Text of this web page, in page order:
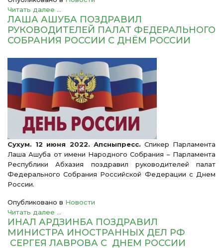
Читать далее ...
ЛАША АШУБА ПОЗДРАВИЛ
РУКОВОДИТЕЛЕЙ ПАЛАТ ФЕДЕРАЛЬНОГО
СОБРАНИЯ РОССИИ С ДНЁМ РОССИИ
Сухум. 12 июня 2022. Апсныпресс. Спикер Парламента
Лаша Ашуба от имени Народного Собрания – Парламента
Республики Абхазия поздравил руководителей палат
Федерального Собрания Российской Федерации с Днем
России.
Опубликовано в Новости
Читать далее ...
ИНАЛ АРДЗИНБА ПОЗДРАВИЛ
МИНИСТРА ИНОСТРАННЫХ ДЕЛ РФ
СЕРГЕЯ ЛАВРОВА С ДНЕМ РОССИИ